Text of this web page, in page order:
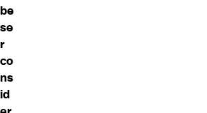
be
se
r
co
ns
id